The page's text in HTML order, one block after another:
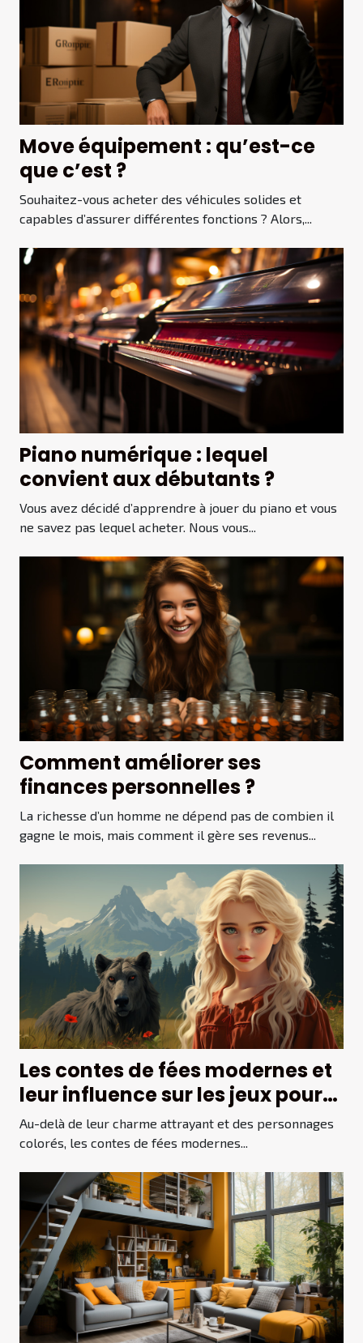
Move équipement : qu’est-ce
que c’est ?
Souhaitez-vous acheter des véhicules solides et
capables d’assurer différentes fonctions ? Alors,...
Piano numérique : lequel
convient aux débutants ?
Vous avez décidé d’apprendre à jouer du piano et vous
ne savez pas lequel acheter. Nous vous...
Comment améliorer ses
finances personnelles ?
La richesse d’un homme ne dépend pas de combien il
gagne le mois, mais comment il gère ses revenus...
Les contes de fées modernes et
leur influence sur les jeux pour
enfants
Au-delà de leur charme attrayant et des personnages
colorés, les contes de fées modernes...